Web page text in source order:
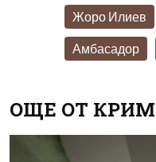
Жоро Илиев
Амбасадор
ОЩЕ ОТ